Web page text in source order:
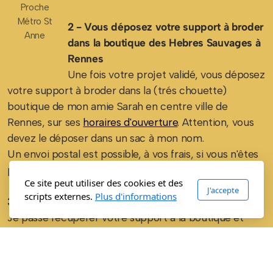
Proche
Métro St
Anne
2 - Vous déposez votre support à broder
dans la boutique des Hebres Sauvages à
Rennes
Une fois votre projet validé, vous déposez
votre support à broder dans la (trés chouette)
boutique de mon amie Sarah en centre ville de
Rennes, sur ses horaires d'ouverture. Attention, vous
devez le déposer dans un sac à mon nom.
Un envoi postal est possible, à vos frais, si vous n'êtes
pas à Rennes.
3 - Je m'occupe de la broderie
Je passe récupérer votre support à la boutique et
Ce site peut utiliser des cookies et des
scripts externes. Plus d'informations
J'accepte